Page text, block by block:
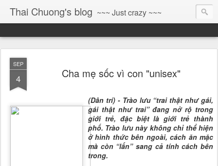
Thai Chuong's blog ~~~ Just crazy ~~~
SEP
4 Cha mẹ sốc vì con "unisex"
(Dân trí) - Trào lưu “trai thật như gái,
gái thật như trai” đang nở rộ trong
giới trẻ, đặc biệt là giới trẻ thành
phố. Trào lưu này không chỉ thể hiện
ở hình thức bên ngoài, cách ăn mặc
mà còn “lấn” sang cả tính cách bên
trong.